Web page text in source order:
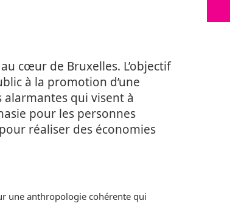
cœur de Bruxelles. L’objectif
à la promotion d’une
qui visent à
pour les personnes
réaliser des économies
une anthropologie cohérente qui